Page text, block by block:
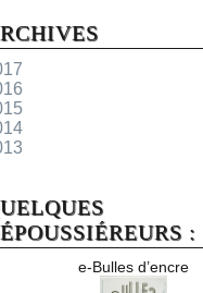
:
e-Bulles d’encre